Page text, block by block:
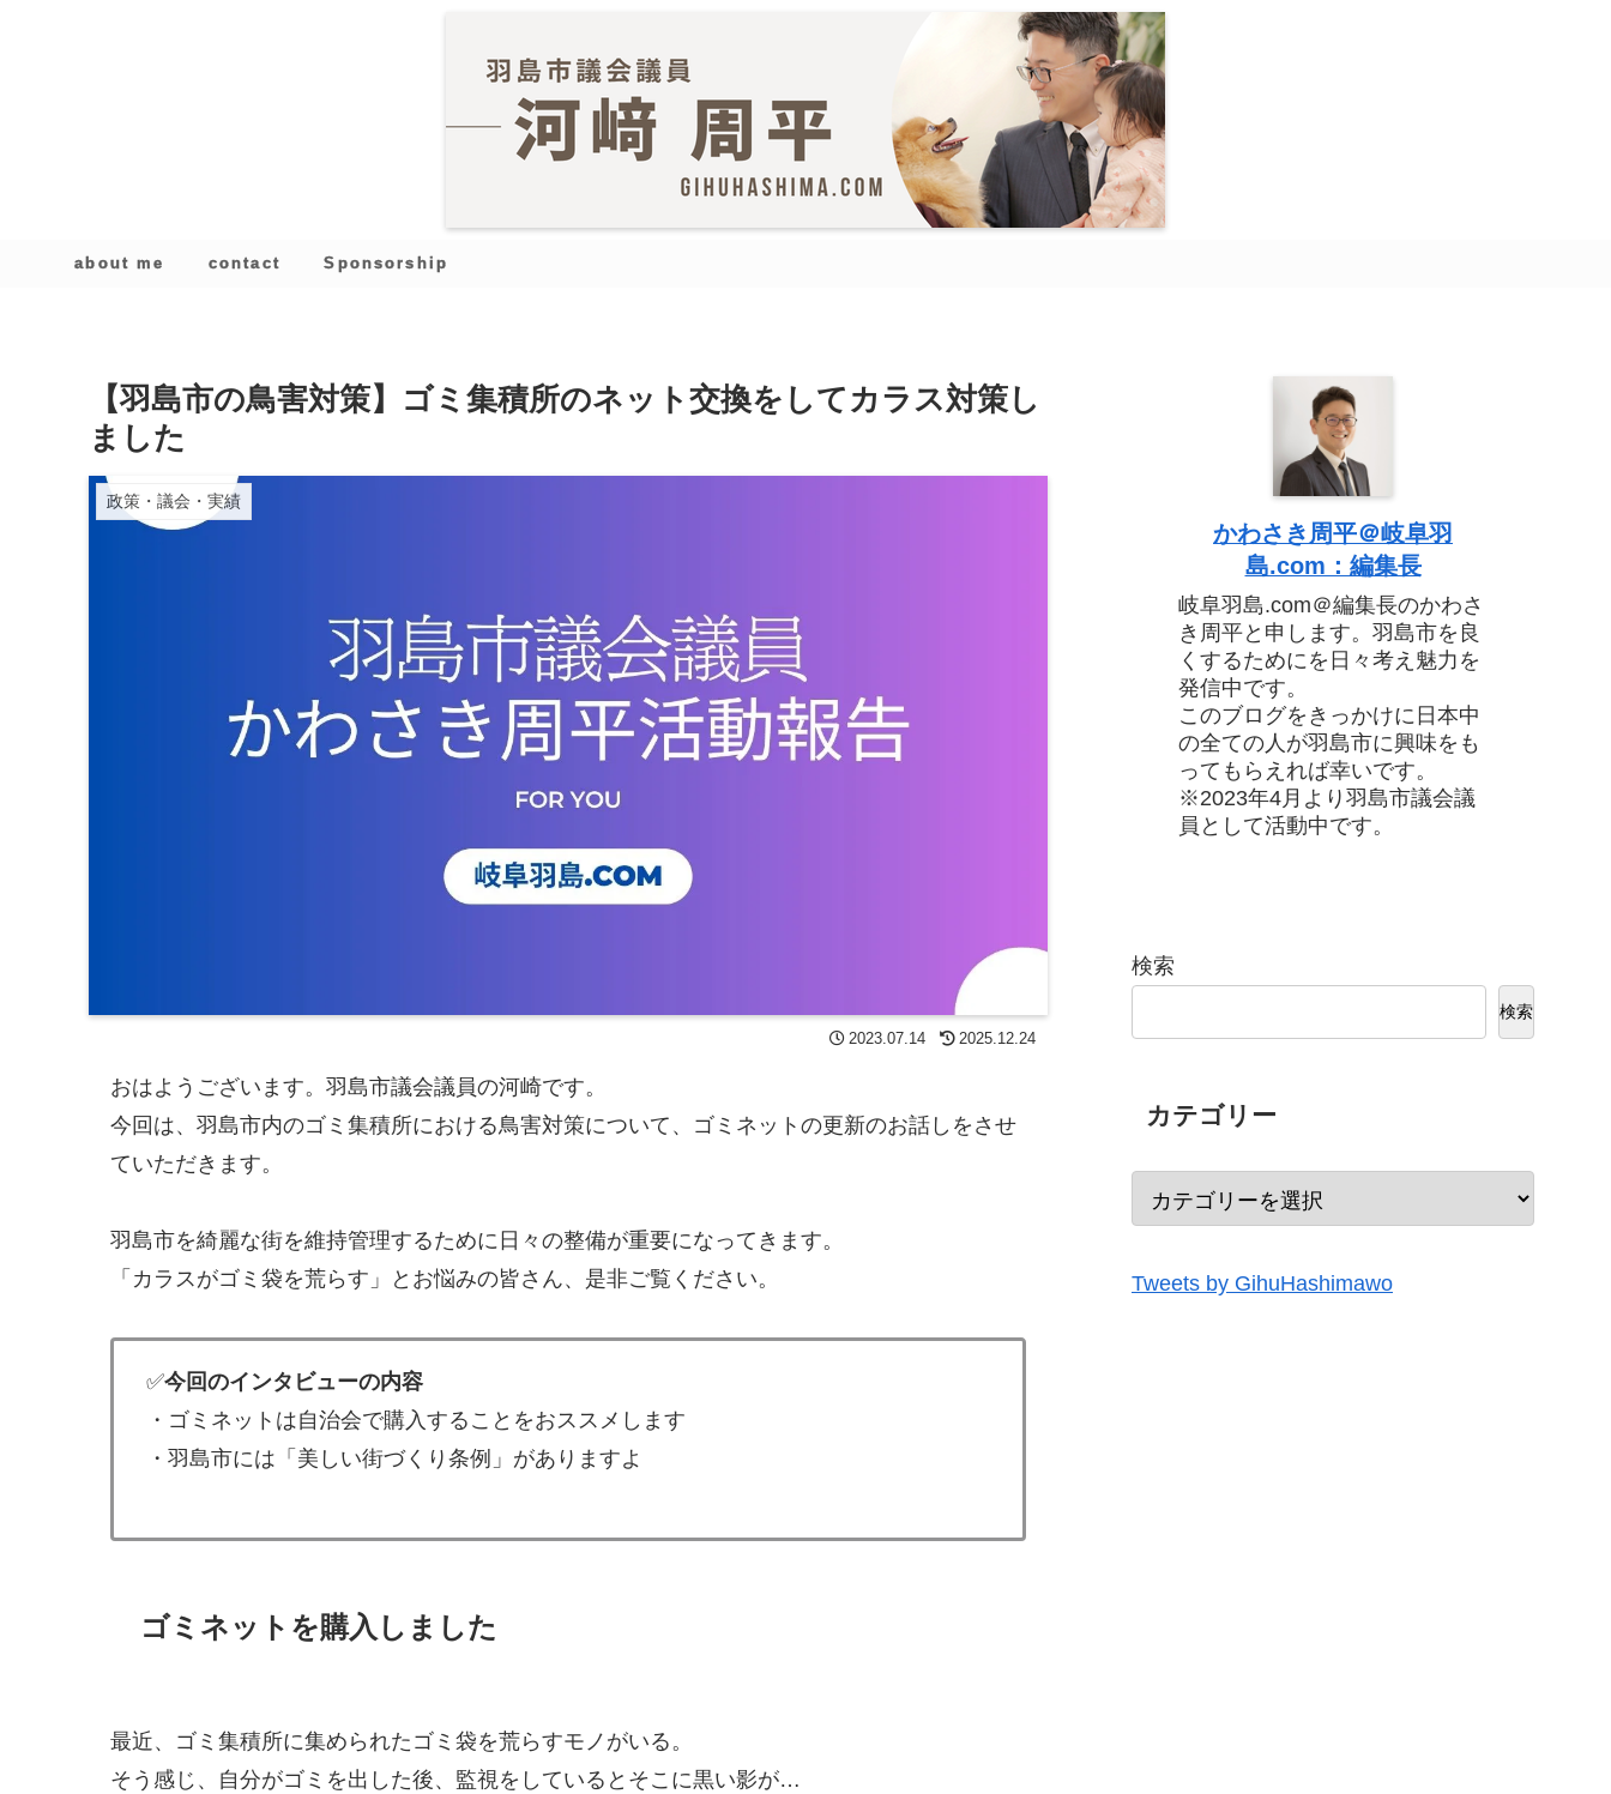
about me contact Sponsorship
【羽島市の鳥害対策】ゴミ集積所のネット交換をしてカラス対策し
ました
政策・議会・実績
2023.07.14 2025.12.24
おはようございます。羽島市議会議員の河崎です。
今回は、羽島市内のゴミ集積所における鳥害対策について、ゴミネットの更新のお話しをさせ
ていただきます。
羽島市を綺麗な街を維持管理するために日々の整備が重要になってきます。
「カラスがゴミ袋を荒らす」とお悩みの皆さん、是非ご覧ください。
✅今回のインタビューの内容
・ゴミネットは自治会で購入することをおススメします
・羽島市には「美しい街づくり条例」がありますよ
ゴミネットを購入しました
最近、ゴミ集積所に集められたゴミ袋を荒らすモノがいる。
そう感じ、自分がゴミを出した後、監視をしているとそこに黒い影が…
かわさき周平＠岐阜羽
島.com：編集長
岐阜羽島.com＠編集長のかわさ
き周平と申します。羽島市を良
くするためにを日々考え魅力を
発信中です。
このブログをきっかけに日本中
の全ての人が羽島市に興味をも
ってもらえれば幸いです。
※2023年4月より羽島市議会議
員として活動中です。
検索
検索
カテゴリー
Tweets by GihuHashimawo